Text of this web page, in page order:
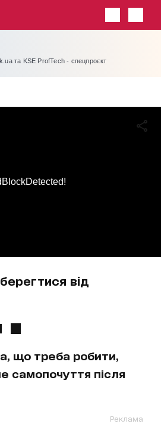
та KSE ProfTech - спецпроєкт
від
що треба робити,
самопочуття після
Реклама